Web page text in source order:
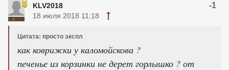
KLV2018 -1
18 июля 2018 11:18
Цитата: просто экспл
как коврижки у каломойскова ?
печенье из корзинки не дерет горлышко ? от